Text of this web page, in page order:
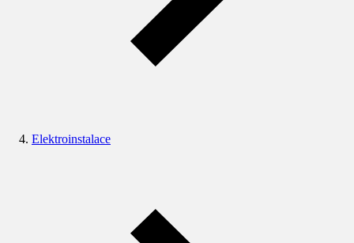
Elektroinstalace